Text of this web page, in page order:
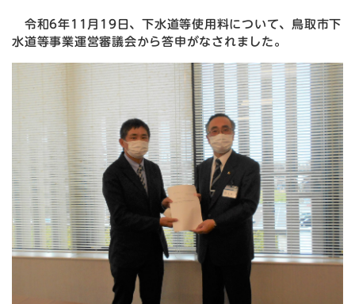
令和6年11月19日、下水道等使用料について、鳥取市下
水道等事業運営審議会から答申がなされました。